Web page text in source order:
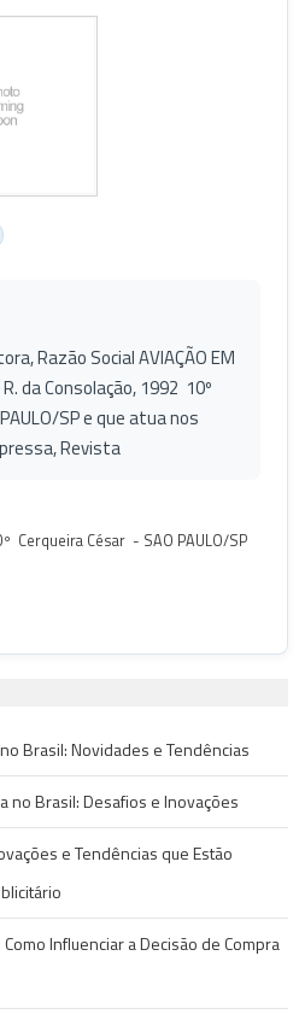
Razão Social AVIAÇÃO EM
da Consolação, 1992 10º
SP e que atua nos
Revista
Cerqueira César - SAO PAULO/SP
Brasil: Novidades e Tendências
no Brasil: Desafios e Inovações
e Tendências que Estão
Influenciar a Decisão de Compra